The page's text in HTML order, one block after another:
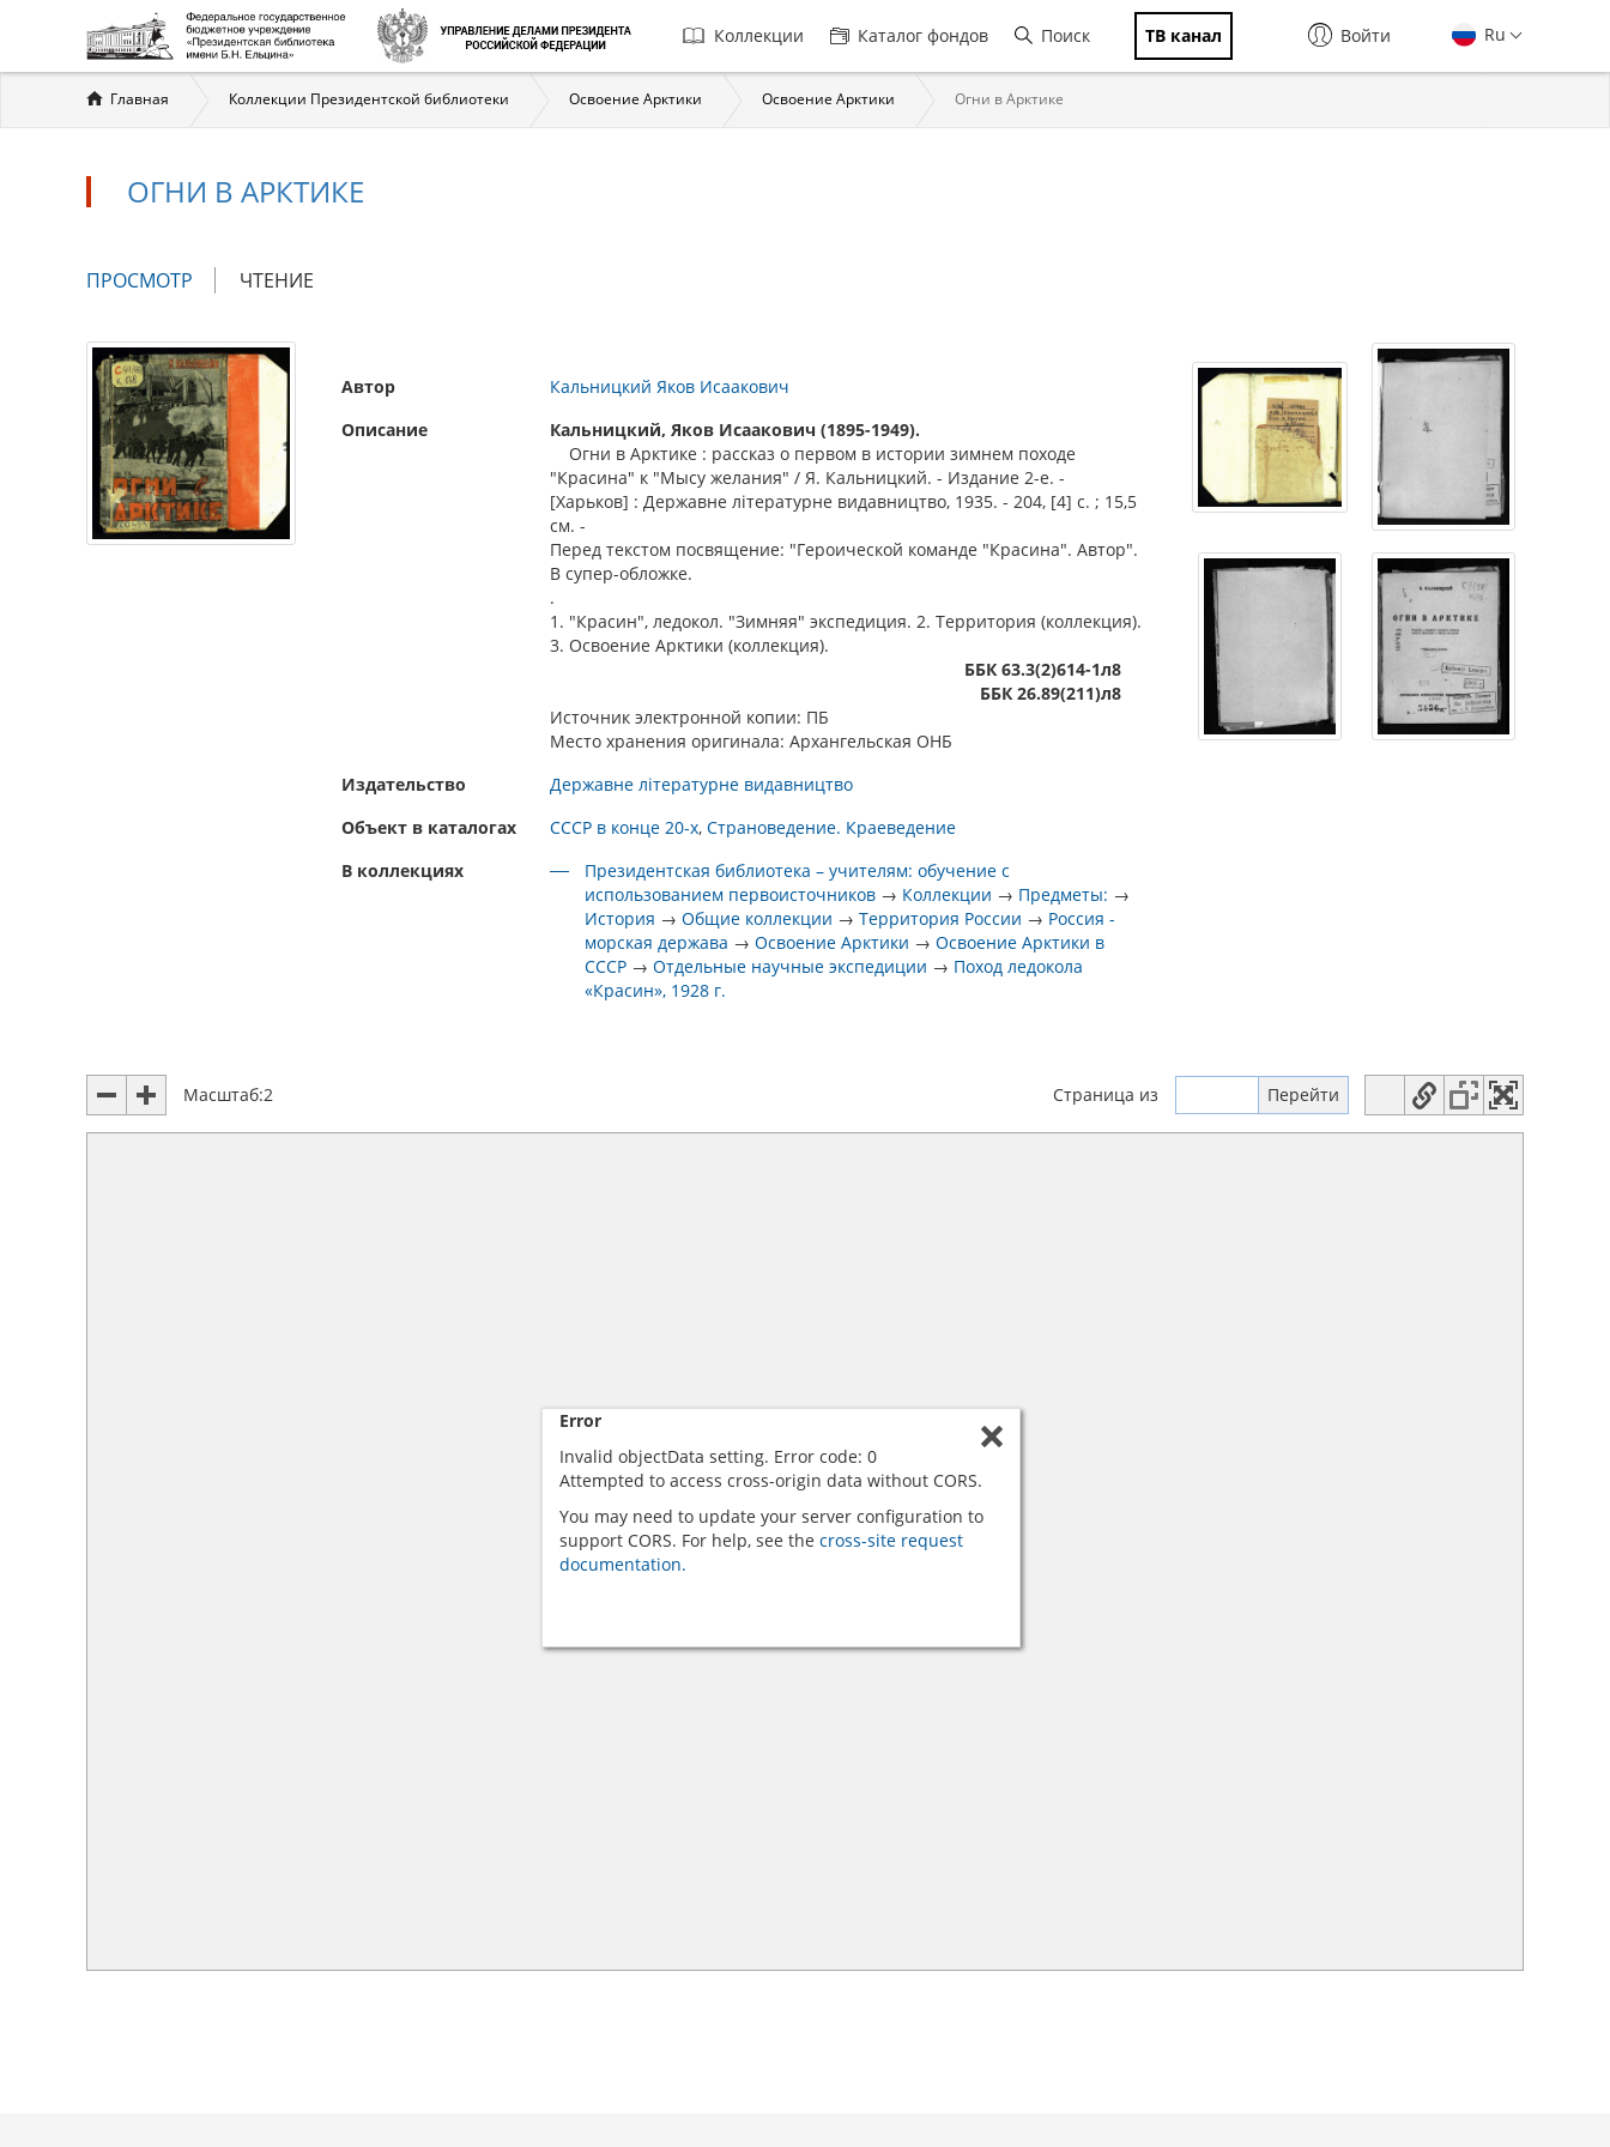
Главная
навигация
Коллекции Каталог фондов Поиск ТВ канал Ru
Войти
Вы
здесь
Главная Коллекции Президентской библиотеки Освоение Арктики Освоение Арктики Огни в Арктике
ОГНИ В АРКТИКЕ
Главные
ПРОСМОТР (АКТИВНАЯ
ЧТЕНИЕ
Автор
Кальницкий Яков Исаакович
Описание
Кальницкий, Яков Исаакович (1895-1949).
Огни в Арктике : рассказ о первом в истории зимнем походе
"Красина" к "Мысу желания" / Я. Кальницкий. - Издание 2-е. -
[Харьков] : Державне лiтературне видавництво, 1935. - 204, [4] с. ; 15,5
см. -
Перед текстом посвящение: "Героической команде "Красина". Автор".
В супер-обложке.
.
1. "Красин", ледокол. "Зимняя" экспедиция. 2. Территория (коллекция).
3. Освоение Арктики (коллекция).
ББК 63.3(2)614-1л8
ББК 26.89(211)л8
Источник электронной копии: ПБ
Место хранения оригинала: Архангельская ОНБ
Издательство
Державне лiтературне видавництво
Объект в каталогах
СССР в конце 20-х Страноведение. Краеведение
В коллекциях
Президентская библиотека – учителям: обучение с
использованием первоисточников → Коллекции → Предметы: →
История →Общие коллекции →Территория России → Россия -
морская держава →Освоение Арктики →Освоение Арктики в
СССР →Отдельные научные экспедиции → Поход ледокола
«Красин», 1928 г.
Масштаб:2 Страница из
Error
Invalid objectData setting. Error code: 0
Attempted to access cross-origin data without CORS.
You may need to update your server configuration to
support CORS. For help, see the cross-site request
documentation.